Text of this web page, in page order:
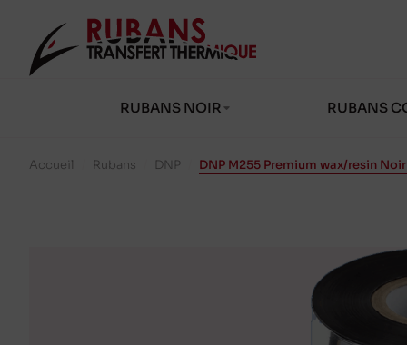
RUBANS NOIR RUBANS
Accueil Rubans DNP DNP M255 Premium wax/resin